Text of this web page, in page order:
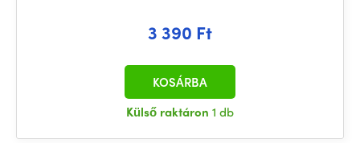
3 390 Ft
Külső raktáron 1 db
KOSÁRBA